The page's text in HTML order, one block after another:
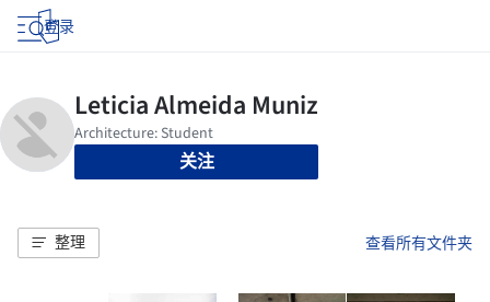
登录
关注
整理 查看所有文件夹